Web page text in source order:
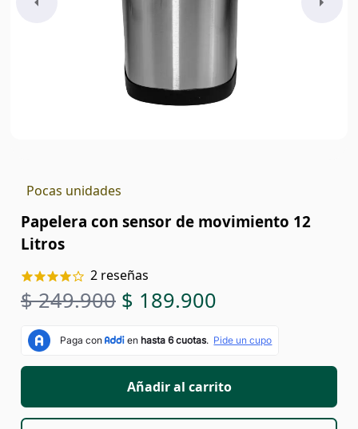
Pocas unidades
Papelera con sensor de movimiento 12
Litros
2 reseñas
$ 249.900 $ 189.900
Añadir al carrito